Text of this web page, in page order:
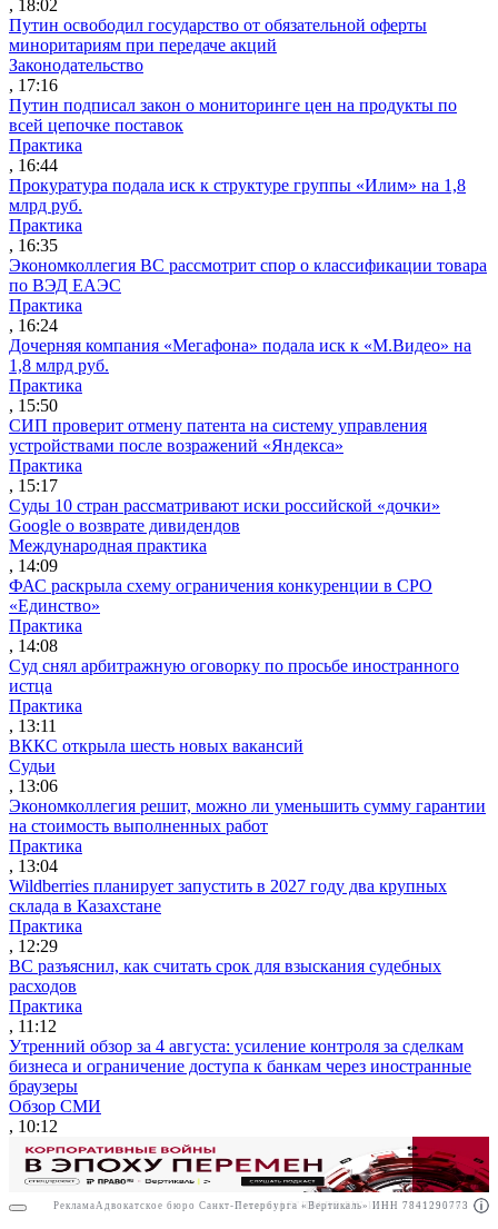
РекламаАО"ПРАВО.РУ" ИНН: 7708095468
, 18:02
Путин освободил государство от обязательной оферты
миноритариям при передаче акций
Законодательство
, 17:16
Путин подписал закон о мониторинге цен на продукты по
всей цепочке поставок
Практика
, 16:44
Прокуратура подала иск к структуре группы «Илим» на 1,8
млрд руб.
Практика
, 16:35
Экономколлегия ВС рассмотрит спор о классификации товара
по ВЭД ЕАЭС
Практика
, 16:24
Дочерняя компания «Мегафона» подала иск к «М.Видео» на
1,8 млрд руб.
Практика
, 15:50
СИП проверит отмену патента на систему управления
устройствами после возражений «Яндекса»
Практика
, 15:17
Суды 10 стран рассматривают иски российской «дочки»
Google о возврате дивидендов
Международная практика
, 14:09
ФАС раскрыла схему ограничения конкуренции в СРО
«Единство»
Практика
, 14:08
Суд снял арбитражную оговорку по просьбе иностранного
истца
Практика
, 13:11
ВККС открыла шесть новых вакансий
Судьи
, 13:06
Экономколлегия решит, можно ли уменьшить сумму гарантии
на стоимость выполненных работ
Практика
, 13:04
Wildberries планирует запустить в 2027 году два крупных
склада в Казахстане
Практика
, 12:29
ВС разъяснил, как считать срок для взыскания судебных
расходов
Практика
, 11:12
Утренний обзор за 4 августа: усиление контроля за сделкам
бизнеса и ограничение доступа к банкам через иностранные
браузеры
Обзор СМИ
, 10:12
Реклама Адвокатское бюро Санкт-Петербурга «Вертикаль» ИНН 7841290773